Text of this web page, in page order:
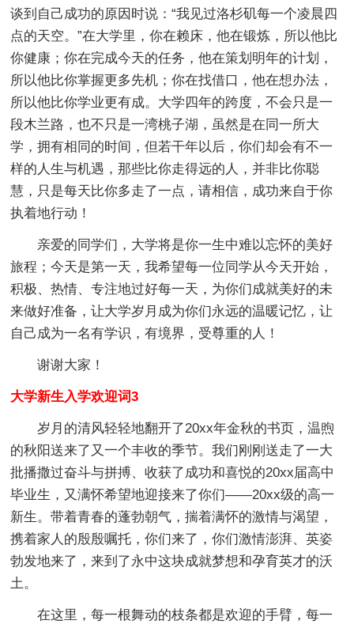
谈到自己成功的原因时说：“我见过洛杉矶每一个凌晨四
点的天空。”在大学里，你在赖床，他在锻炼，所以他比
你健康；你在完成今天的任务，他在策划明年的计划，
所以他比你掌握更多先机；你在找借口，他在想办法，
所以他比你学业更有成。大学四年的跨度，不会只是一
段木兰路，也不只是一湾桃子湖，虽然是在同一所大
学，拥有相同的时间，但若干年以后，你们却会有不一
样的人生与机遇，那些比你走得远的人，并非比你聪
慧，只是每天比你多走了一点，请相信，成功来自于你
执着地行动！
亲爱的同学们，大学将是你一生中难以忘怀的美好
旅程；今天是第一天，我希望每一位同学从今天开始，
积极、热情、专注地过好每一天，为你们成就美好的未
来做好准备，让大学岁月成为你们永远的温暖记忆，让
自己成为一名有学识，有境界，受尊重的人！
谢谢大家！
大学新生入学欢迎词3
岁月的清风轻轻地翻开了20xx年金秋的书页，温煦
的秋阳送来了又一个丰收的季节。我们刚刚送走了一大
批播撒过奋斗与拼搏、收获了成功和喜悦的20xx届高中
毕业生，又满怀希望地迎接来了你们——20xx级的高一
新生。带着青春的蓬勃朝气，揣着满怀的激情与渴望，
携着家人的殷殷嘱托，你们来了，你们激情澎湃、英姿
勃发地来了，来到了永中这块成就梦想和孕育英才的沃
土。
在这里，每一根舞动的枝条都是欢迎的手臂，每一